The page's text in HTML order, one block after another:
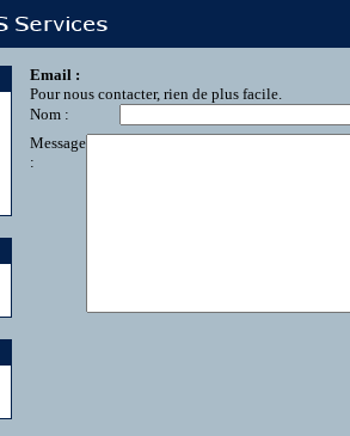
Email :
Pour nous contacter, rien de plus facile.
Nom :
Message
: